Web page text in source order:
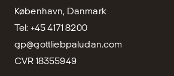
København, Danmark
Tel: +45 4171 8200
gp@gottliebpaludan.com
CVR 18355949